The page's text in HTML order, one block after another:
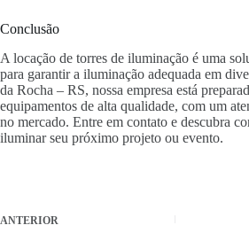
Conclusão
A locação de torres de iluminação é uma
para garantir a iluminação adequada em
da Rocha – RS, nossa empresa está
equipamentos de alta qualidade, com um
no mercado. Entre em contato e descubra
iluminar seu próximo projeto ou evento.
ANTERIOR